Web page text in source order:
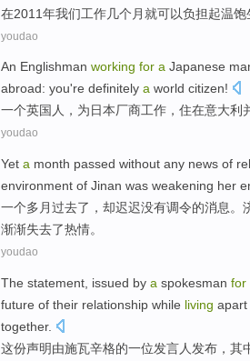
在2011年我们工作几个 月就可以负担起温饱
youdao
An Englishman working for a Japanese
abroad: you're definitely a world citizen!
一个英国人 ， 为日本厂商工作 ， 住在意大利
youdao
Yet a month passed without any news of
environment of Jinan was weakening her
一个多月过去了 ，却迟迟没有调令的消息 。
渐渐失去了热情。
youdao
The statement issued by a spokesman for
future of their relationship while living apart
together.
这份声明由施瓦辛格的一位发言人 发布 ，其